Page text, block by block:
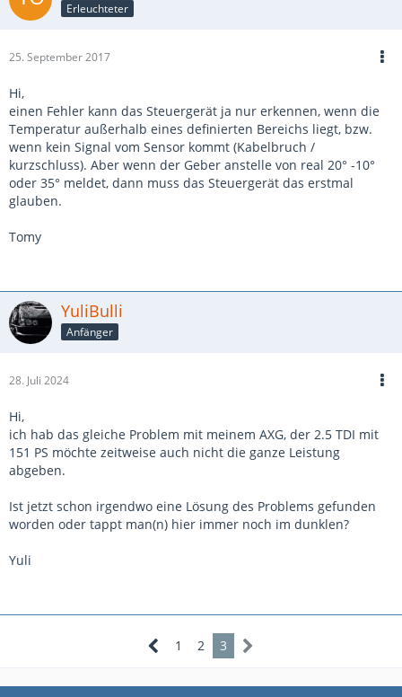
Erleuchteter
25. September 2017
Hi,
einen Fehler kann das Steuergerät ja nur erkennen, wenn die
Temperatur außerhalb eines definierten Bereichs liegt, bzw.
wenn kein Signal vom Sensor kommt (Kabelbruch /
kurzschluss). Aber wenn der Geber anstelle von real 20° -10°
oder 35° meldet, dann muss das Steuergerät das erstmal
glauben.
Tomy
YuliBulli
Anfänger
28. Juli 2024
Hi,
ich hab das gleiche Problem mit meinem AXG, der 2.5 TDI mit
151 PS möchte zeitweise auch nicht die ganze Leistung
abgeben.
Ist jetzt schon irgendwo eine Lösung des Problems gefunden
worden oder tappt man(n) hier immer noch im dunklen?
Yuli
1 2 3